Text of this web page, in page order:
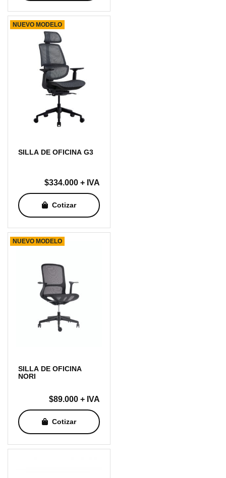
SILLA DE OFICINA G3
$334.000 + IVA
NUEVO MODELO
Cotizar
SILLA DE OFICINA
NORI
$89.000 + IVA
NUEVO MODELO
Cotizar